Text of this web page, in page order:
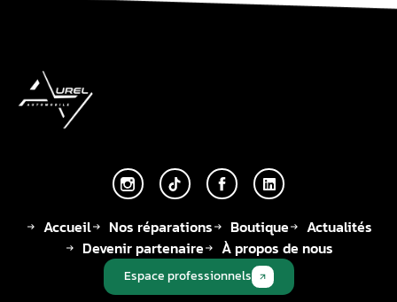
Accueil Nos réparations Boutique
Actualités
Devenir partenaire
À propos de nous
Espace professionnels